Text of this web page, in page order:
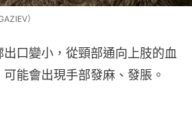
）
口變小，從頸部通向上肢的血
能會出現手部發麻、發脹。